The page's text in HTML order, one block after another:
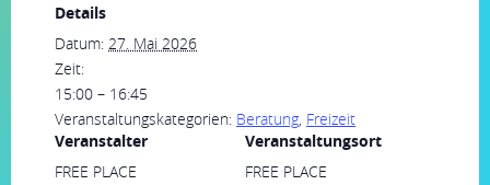
Details
Datum: 27. Mai 2026
Zeit:
15:00 – 16:45
Veranstaltungskategorien: Beratung Freizeit
Veranstaltungsort
FREE PLACE
Veranstalter
FREE PLACE